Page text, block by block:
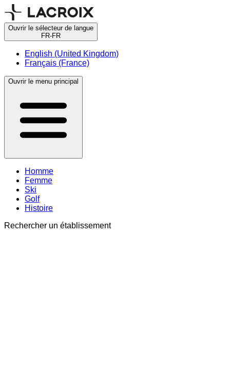
Ouvrir le sélecteur de langue
FR-FR
English (United Kingdom)
Français (France)
Ouvrir le menu principal
Homme
Femme
Ski
Golf
Histoire
Rechercher un établissement